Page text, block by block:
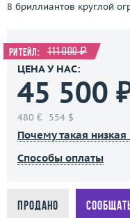
8 бриллиантов круглой
Ритейл: 111 000 ₽
ЦЕНА У НАС:
45 500
480 € 554 $
Почему такая низкая
Способы оплаты
Продано